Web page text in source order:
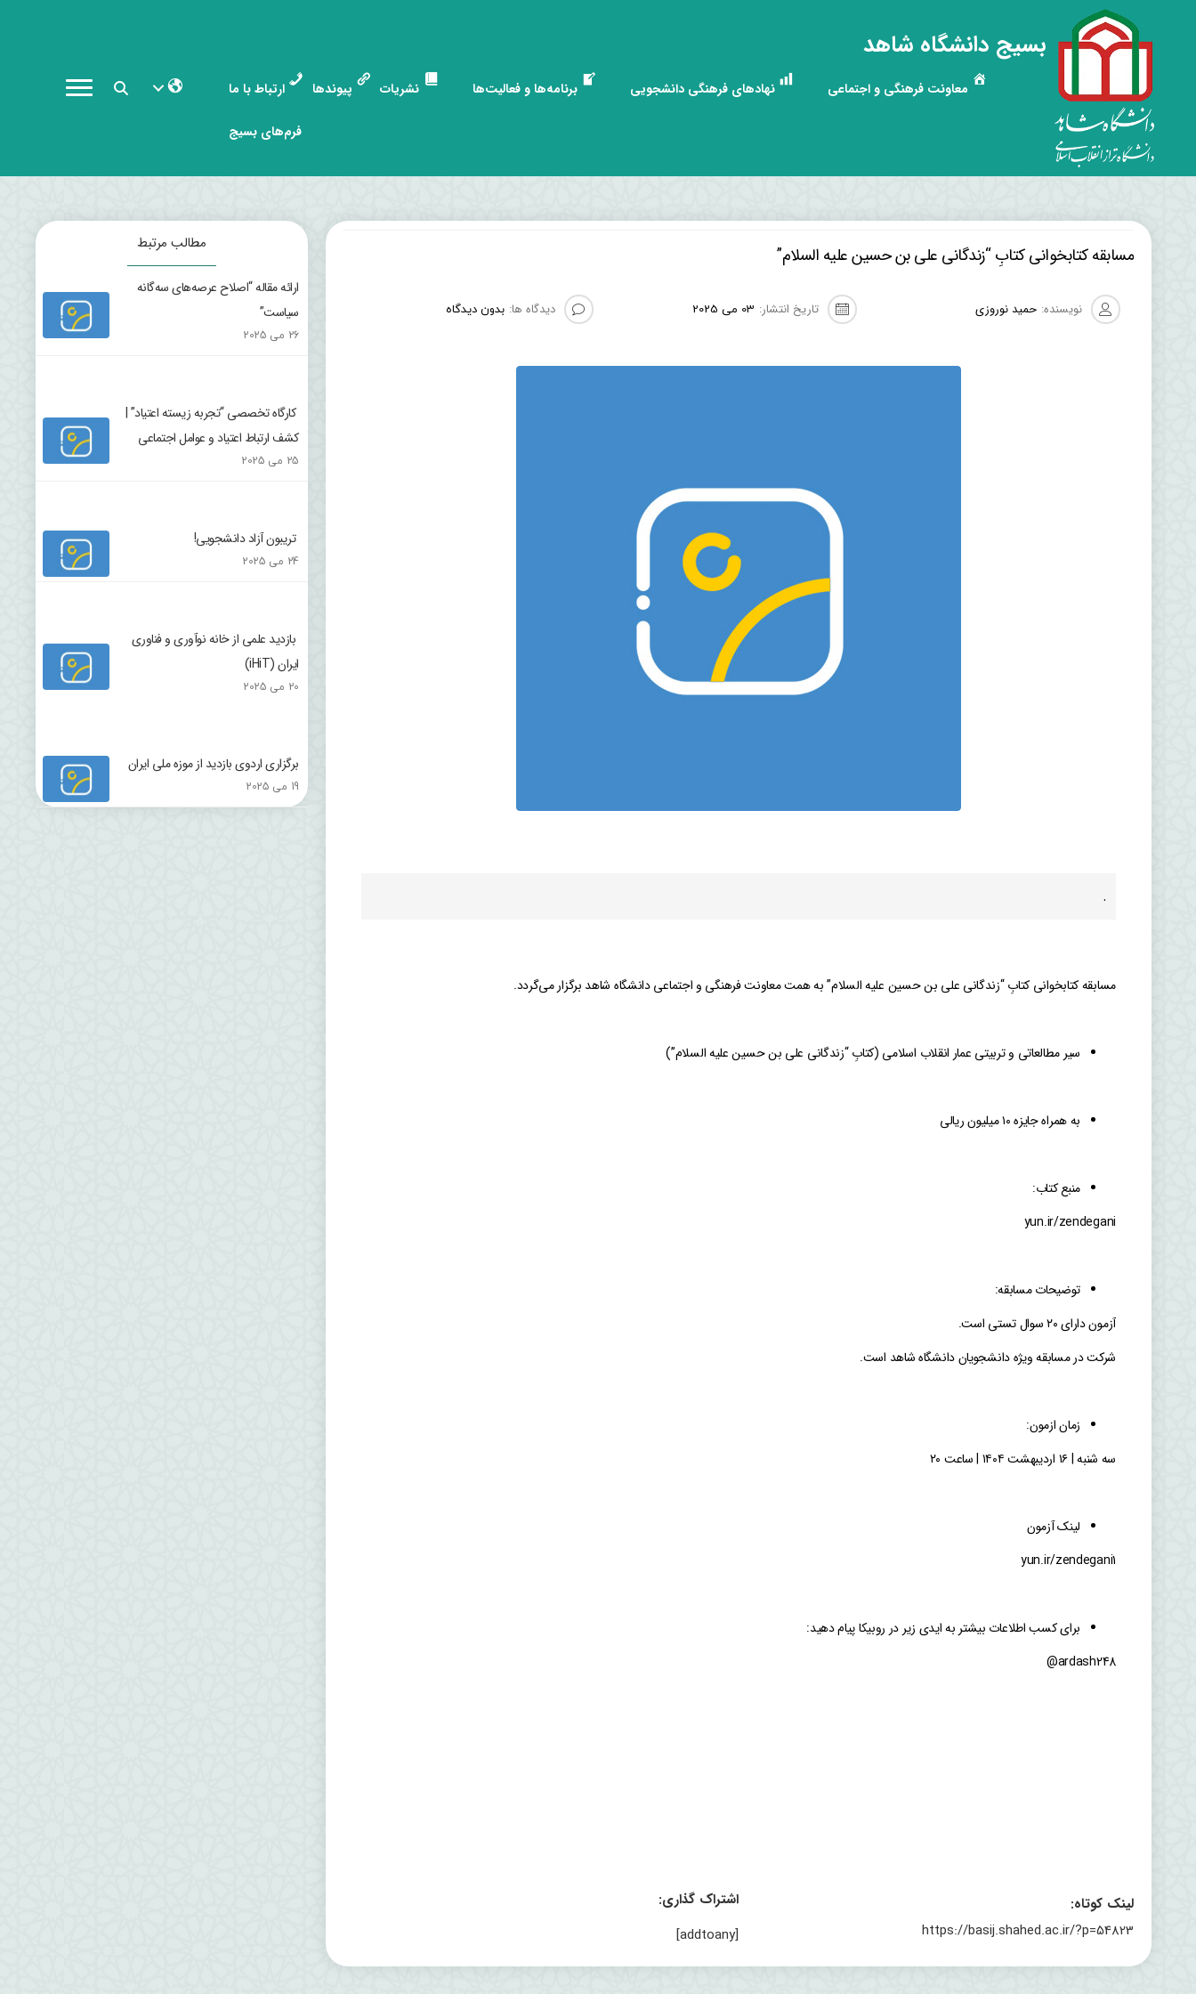
بسیج دانشگاه شاهد
معاونت فرهنگی و اجتماعی نهادهای فرهنگی دانشجویی برنامه‌ها و فعالیت‌ها نشریات پیوندها ارتباط با ما
فرم‌های بسیج
مسابقه کتابخوانی کتابِ “زندگانی علی بن حسین علیه السلام”
نویسنده: حمید نوروزی تاریخ انتشار: 03 می 2025 دیدگاه ها: بدون دیدگاه
.
مسابقه کتابخوانی کتابِ “زندگانی علی بن حسین علیه السلام” به همت معاونت فرهنگی و اجتماعی دانشگاه شاهد برگزار می‌گردد.
سیر مطالعاتی و تربیتی عمار انقلاب اسلامی (کتابِ “زندگانی علی بن حسین علیه السلام”)
به همراه جایزه ۱۰ میلیون ریالی
منبع کتاب:
yun.ir/zendegani
توضیحات مسابقه:
آزمون دارای ۲۰ سوال تستی است.
شرکت در مسابقه ویژه دانشجویان دانشگاه شاهد است.
زمان ازمون:
سه شنبه | ۱۶ اردیبهشت ۱۴۰۴ | ساعت ۲۰
لینک آزمون
yun.ir/zendegani1
برای کسب اطلاعات بیشتر به ایدی زیر در روبیکا پیام دهید:
ardash248@
لینک کوتاه:
https://basij.shahed.ac.ir/?p=54823
اشتراک گذاری:
[addtoany]
مطالب مرتبط
ارائه مقاله “اصلاح عرصه‌های سه‌گانه
سیاست”
26 می 2025
کارگاه تخصصی “تجربه زیسته اعتیاد” |
کشف ارتباط اعتیاد و عوامل اجتماعی
25 می 2025
تریبون آزاد دانشجویی!
24 می 2025
بازدید علمی از خانه نوآوری و فناوری
ایران (iHiT)
20 می 2025
برگزاری اردوی بازدید از موزه ملی ایران
19 می 2025